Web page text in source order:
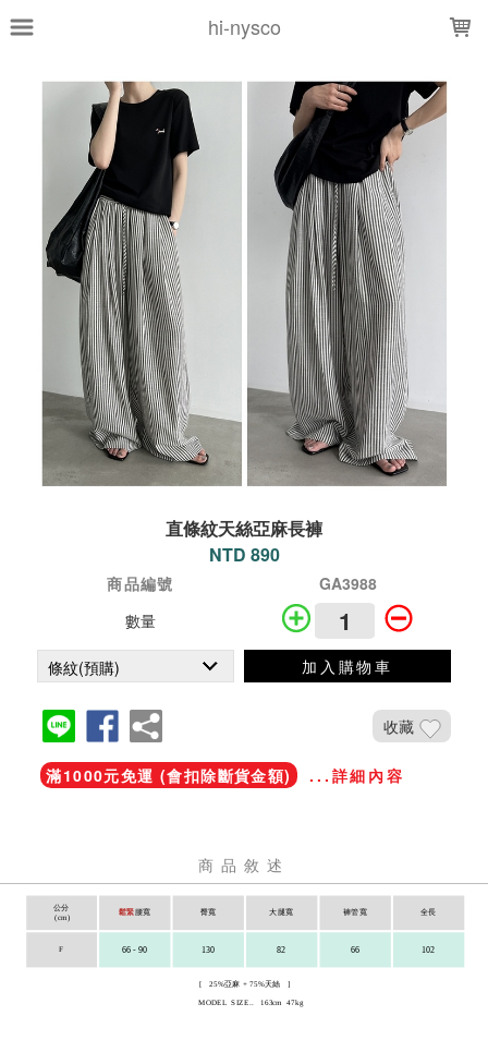
hi-nysco
直條紋天絲亞麻長褲
NTD 890
商品編號
GA3988
數量
加入購物車
收藏
滿1000元免運 (會扣除斷貨金額) ...詳細內容
商品敘述